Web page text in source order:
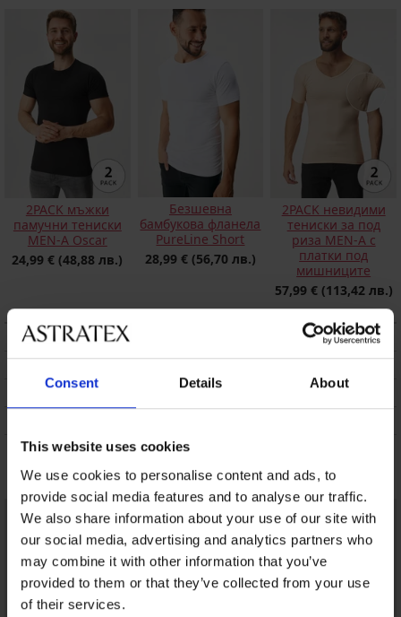
Consent Details About
This website uses cookies
We use cookies to personalise content and ads, to
provide social media features and to analyse our traffic.
We also share information about your use of our site with
our social media, advertising and analytics partners who
may combine it with other information that you’ve
provided to them or that they’ve collected from your use
of their services.
2PACK мъжки
памучни тениски
MEN-A Oscar
24,99 € (48,88 лв.)
Безшевна
бамбукова фланела
PureLine Short
28,99 € (56,70 лв.)
2PACK невидими
тениски за под
риза MEN-A с
платки под
мишниците
57,99 € (113,42 лв.)
ОПИСАНИЕ
ТРАНСПОРТ И ПЛАЩАНЕ
СМЯНА
Може да ви хареса